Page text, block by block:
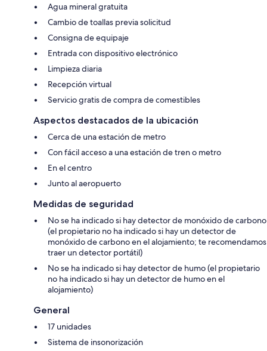
Agua mineral gratuita
Cambio de toallas previa solicitud
Consigna de equipaje
Entrada con dispositivo electrónico
Limpieza diaria
Recepción virtual
Servicio gratis de compra de comestibles
Aspectos destacados de la ubicación
Cerca de una estación de metro
Con fácil acceso a una estación de tren o metro
En el centro
Junto al aeropuerto
Medidas de seguridad
No se ha indicado si hay detector de monóxido de carbono
(el propietario no ha indicado si hay un detector de
monóxido de carbono en el alojamiento; te recomendamos
traer un detector portátil)
No se ha indicado si hay detector de humo (el propietario
no ha indicado si hay un detector de humo en el
alojamiento)
General
17 unidades
Sistema de insonorización